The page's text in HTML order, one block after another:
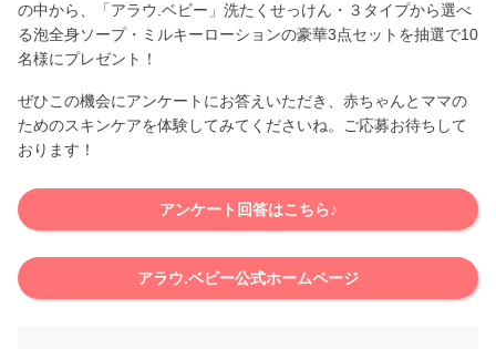
の中から、「アラウ.ベビー」洗たくせっけん・３タイプから選べ
る泡全身ソープ・ミルキーローションの豪華3点セットを抽選で10
名様にプレゼント！
ぜひこの機会にアンケートにお答えいただき、赤ちゃんとママの
ためのスキンケアを体験してみてくださいね。ご応募お待ちして
おります！
アンケート回答はこちら♪
アラウ.ベビー公式ホームページ